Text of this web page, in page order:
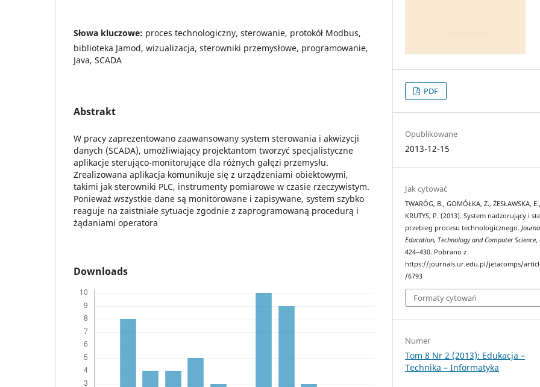
Słowa kluczowe: proces technologiczny, sterowanie, protokół Modbus,
biblioteka Jamod, wizualizacja, sterowniki przemysłowe, programowanie,
Java, SCADA
Abstrakt
W pracy zaprezentowano zaawansowany system sterowania i akwizycji
danych (SCADA), umożliwiający projektantom tworzyć specjalistyczne
aplikacje sterująco-monitorujące dla różnych gałęzi przemysłu.
Zrealizowana aplikacja komunikuje się z urządzeniami obiektowymi,
takimi jak sterowniki PLC, instrumenty pomiarowe w czasie rzeczywistym.
Ponieważ wszystkie dane są monitorowane i zapisywane, system szybko
reaguje na zaistniałe sytuacje zgodnie z zaprogramowaną procedurą i
żądaniami operatora
Downloads
PDF
Opublikowane
2013-12-15
Jak cytować
TWARÓG, B., GOMÓŁKA, Z., ŻESŁAWSKA,
KRUTYS, P. (2013). System nadzorujący i
przebieg procesu technologicznego.
Education, Technology and Computer Science,
424–430. Pobrano z
https://journals.ur.edu.pl/jetacomps/
/6793
Formaty cytowań
Numer
Tom 8 Nr 2 (2013): Edukacja –
Technika – Informatyka